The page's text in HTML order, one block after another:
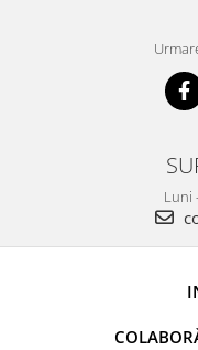
Luni